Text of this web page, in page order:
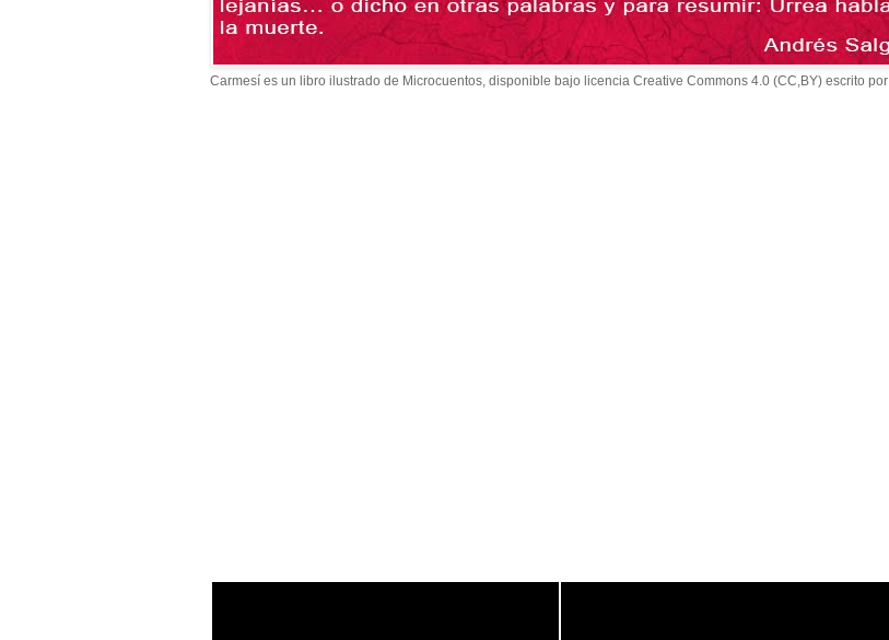
Carmesí es un libro ilustrado de Microcuentos, disponible bajo licencia Creative Commons 4.0 (CC,BY) escrito